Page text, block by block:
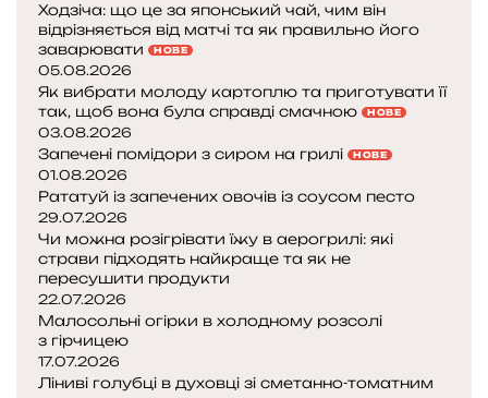
Ходзіча: що це за японський чай, чим він
відрізняється від матчі та як правильно його
заварювати
НОВЕ
05.08.2026
Як вибрати молоду картоплю та приготувати її
так, щоб вона була справді смачною
НОВЕ
03.08.2026
Запечені помідори з сиром на грилі НОВЕ
01.08.2026
Рататуй із запечених овочів із соусом песто
29.07.2026
Чи можна розігрівати їжу в аерогрилі: які
страви підходять найкраще та як не
пересушити продукти
22.07.2026
Малосольні огірки в холодному розсолі
з гірчицею
17.07.2026
Ліниві голубці в духовці зі сметанно-томатним